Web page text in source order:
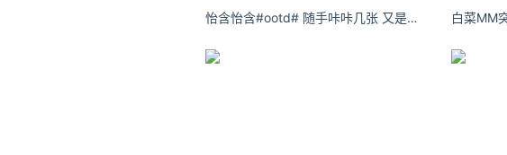
怡含怡含#ootd# 随手咔咔几张 又是勤劳一下午 （今天温柔死啦！！） ​​​​ 白菜MM